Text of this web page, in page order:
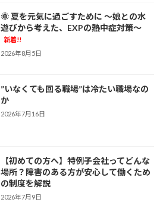
🌞 夏を元気に過ごすために ～娘との水
遊びから考えた、EXPの熱中症対策～
新着!!
2026年8月5日
”いなくても回る職場”は冷たい職場なの
か
2026年7月16日
【初めての方へ】特例子会社ってどんな
場所？障害のある方が安心して働くため
の制度を解説
2026年7月9日